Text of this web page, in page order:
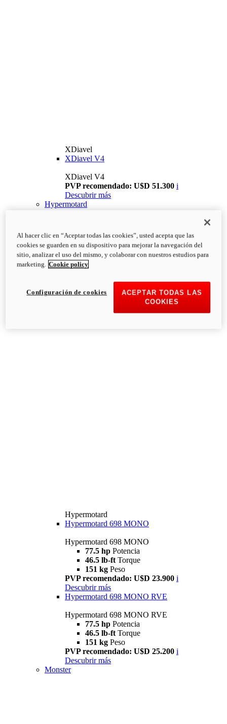
XDiavel
XDiavel V4
XDiavel V4
PVP recomendado: U$D 51.300 i
Descubrir más
Hypermotard
Hypermotard
Hypermotard 698 MONO
Hypermotard 698 MONO
77.5 hp Potencia
46.5 lb-ft Torque
151 kg Peso
PVP recomendado: U$D 23.900 i
Descubrir más
Hypermotard 698 MONO RVE
Hypermotard 698 MONO RVE
77.5 hp Potencia
46.5 lb-ft Torque
151 kg Peso
PVP recomendado: U$D 25.200 i
Descubrir más
Monster
Al hacer clic en “Aceptar todas las cookies”, usted acepta que las
cookies se guarden en su dispositivo para mejorar la navegación del
sitio, analizar el uso del mismo, y colaborar con nuestros estudios para
marketing. Cookie policy
ACEPTAR TODAS LAS
COOKIES
Configuración de cookies